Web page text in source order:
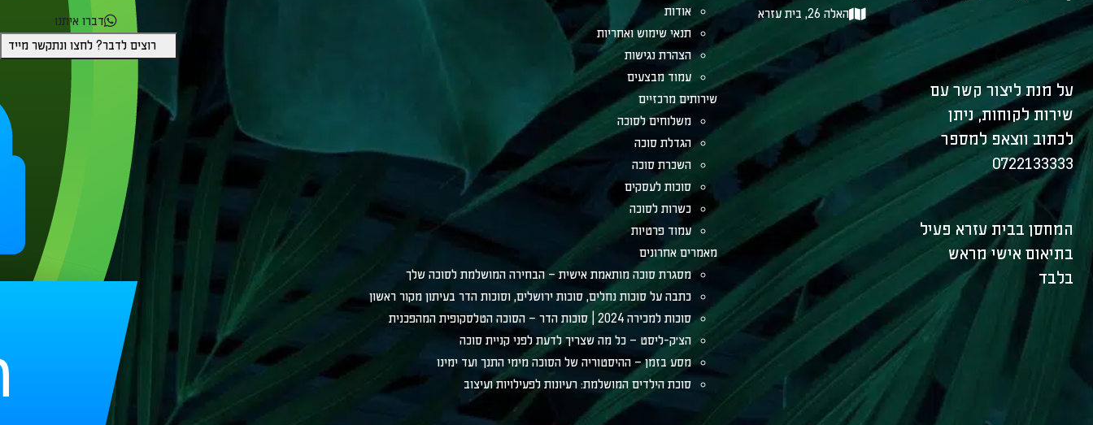
על מנת ליצור קשר עם
שירות לקוחות, ניתן
לכתוב ווצאפ למספר
0722133333
המחסן בבית עזרא פעיל
בתיאום אישי מראש
בלבד
האלה 26, בית עזרא
אודות
תנאי שימוש ואחריות
הצהרת נגישות
עמוד מבצעים
שירותים מרכזיים
משלוחים לסוכה
הגדלת סוכה
השכרת סוכה
סוכות לעסקים
כשרות לסוכה
עמוד פרטיות
מאמרים אחרונים
מסגרת סוכה מותאמת אישית – הבחירה המושלמת לסוכה שלך
כתבה על סוכות נחלים, סוכות ירושלים, וסוכות הדר בעיתון מקור ראשון
סוכות למכירה 2024 | סוכות הדר – הסוכה הטלסקופית המהפכנית
הצ׳ק-ליסט – כל מה שצריך לדעת לפני קניית סוכה
מסע בזמן – ההיסטוריה של הסוכה מימי התנך ועד ימינו
סוכת הילדים המושלמת: רעיונות לפעילויות ועיצוב
דברו איתנו
רוצים לדבר? לחצו ונתקשר מייד